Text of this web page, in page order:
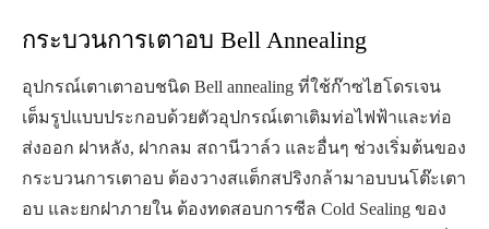
กระบวนการเตาอบ Bell Annealing
อุปกรณ์เตาเตาอบชนิด Bell annealing ที่ใช้ก๊าซไฮโดรเจน
เต็มรูปแบบประกอบด้วยตัวอุปกรณ์เตาเติมท่อไฟฟ้าและท่อ
ส่งออก ฝาหลัง, ฝากลม สถานีวาล์ว และอื่นๆ ช่วงเริ่มต้นของ
กระบวนการเตาอบ ต้องวางสแต็กสปริงกล้ามาอบบนโต๊ะเตา
อบ และยกฝาภายใน ต้องทดสอบการซีล Cold Sealing ของ